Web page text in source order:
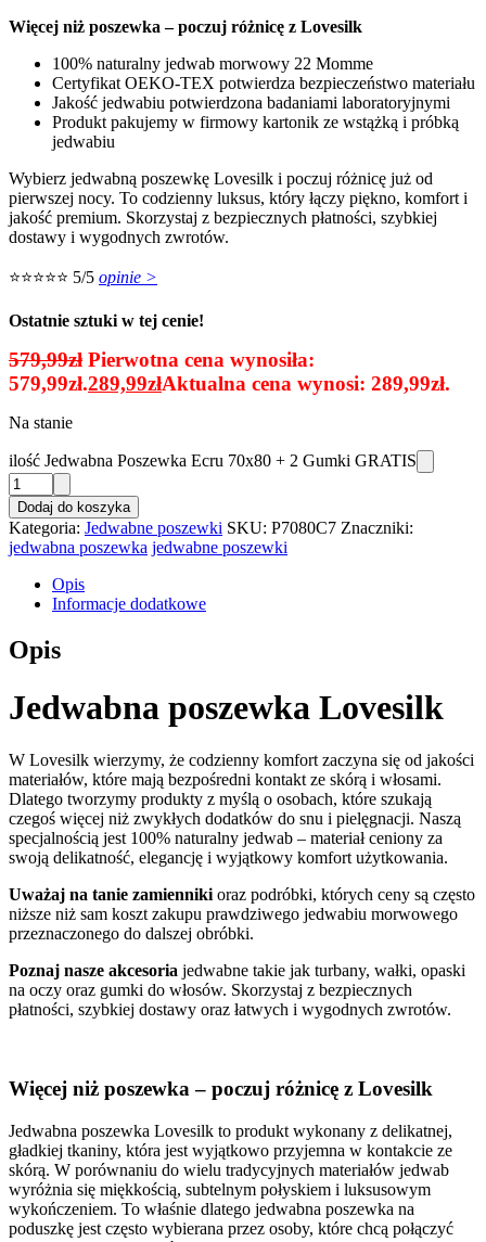
Więcej niż poszewka – poczuj różnicę z Lovesilk
100% naturalny jedwab morwowy 22 Momme
Certyfikat OEKO-TEX potwierdza bezpieczeństwo materiału
Jakość jedwabiu potwierdzona badaniami laboratoryjnymi
Produkt pakujemy w firmowy kartonik ze wstążką i próbką
jedwabiu
Wybierz jedwabną poszewkę Lovesilk i poczuj różnicę już od
pierwszej nocy. To codzienny luksus, który łączy piękno, komfort i
jakość premium. Skorzystaj z bezpiecznych płatności, szybkiej
dostawy i wygodnych zwrotów.
⭐⭐⭐⭐⭐ 5/5 opinie >
Ostatnie sztuki w tej cenie!
579,99zł Pierwotna cena wynosiła:
579,99zł.289,99złAktualna cena wynosi: 289,99zł.
Na stanie
ilość Jedwabna Poszewka Ecru 70x80 + 2 Gumki GRATIS
Dodaj do koszyka
Kategoria: Jedwabne poszewki SKU: P7080C7 Znaczniki:
jedwabna poszewka jedwabne poszewki
Opis
Informacje dodatkowe
Opis
Jedwabna poszewka Lovesilk
W Lovesilk wierzymy, że codzienny komfort zaczyna się od jakości
materiałów, które mają bezpośredni kontakt ze skórą i włosami.
Dlatego tworzymy produkty z myślą o osobach, które szukają
czegoś więcej niż zwykłych dodatków do snu i pielęgnacji. Naszą
specjalnością jest 100% naturalny jedwab – materiał ceniony za
swoją delikatność, elegancję i wyjątkowy komfort użytkowania.
Uważaj na tanie zamiennikioraz podróbki, których ceny są często
niższe niż sam koszt zakupu prawdziwego jedwabiu morwowego
przeznaczonego do dalszej obróbki.
Poznaj nasze akcesoria jedwabne takie jak turbany, wałki, opaski
na oczy oraz gumki do włosów. Skorzystaj z bezpiecznych
płatności, szybkiej dostawy oraz łatwych i wygodnych zwrotów.
Więcej niż poszewka – poczuj różnicę z Lovesilk
Jedwabna poszewka Lovesilk to produkt wykonany z delikatnej,
gładkiej tkaniny, która jest wyjątkowo przyjemna w kontakcie ze
skórą. W porównaniu do wielu tradycyjnych materiałów jedwab
wyróżnia się miękkością, subtelnym połyskiem i luksusowym
wykończeniem. To właśnie dlatego jedwabna poszewka na
poduszkę jest często wybierana przez osoby, które chcą połączyć